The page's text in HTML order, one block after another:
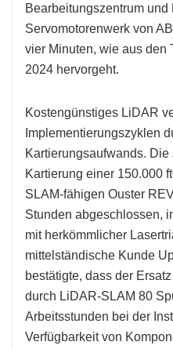
Bearbeitungszentrum
Servomotorenwerk von
vier Minuten, wie aus den
2024 hervorgeht.
Kostengünstiges LiDAR
Implementierungszyklen
Kartierungsaufwands.
Kartierung einer 150.000
SLAM-fähigen Ouster
Stunden abgeschlossen,
mit herkömmlicher
mittelständische Kunde
bestätigte, dass der
durch LiDAR-SLAM 80
Arbeitsstunden bei der
Verfügbarkeit von